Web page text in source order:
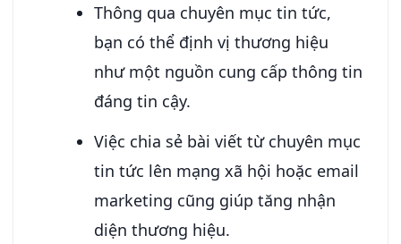
Thông qua chuyên mục tin tức,
bạn có thể định vị thương hiệu
như một nguồn cung cấp thông tin
đáng tin cậy.
Việc chia sẻ bài viết từ chuyên mục
tin tức lên mạng xã hội hoặc email
marketing cũng giúp tăng nhận
diện thương hiệu.